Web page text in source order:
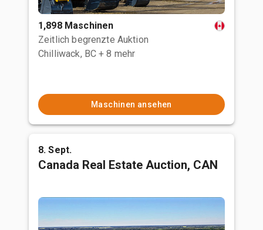
1,898 Maschinen
Zeitlich begrenzte Auktion
Chilliwack, BC + 8 mehr
Maschinen ansehen
8. Sept.
Canada Real Estate Auction, CAN